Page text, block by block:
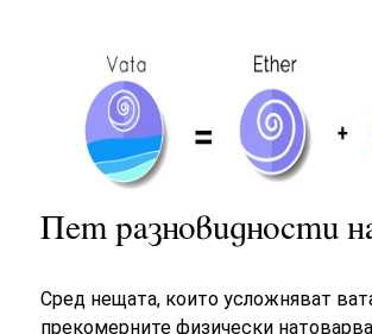
Пет разновидности
Сред нещата, които усложняват
прекомерните физически